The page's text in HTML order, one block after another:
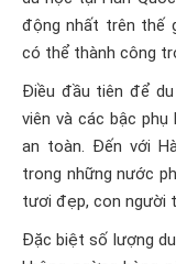
động nhất trên thế
có thể thành công
Điều đầu tiên để
viên và các bậc
an toàn. Đến với
trong những nước
tươi đẹp, con người
Đặc biệt số lượng